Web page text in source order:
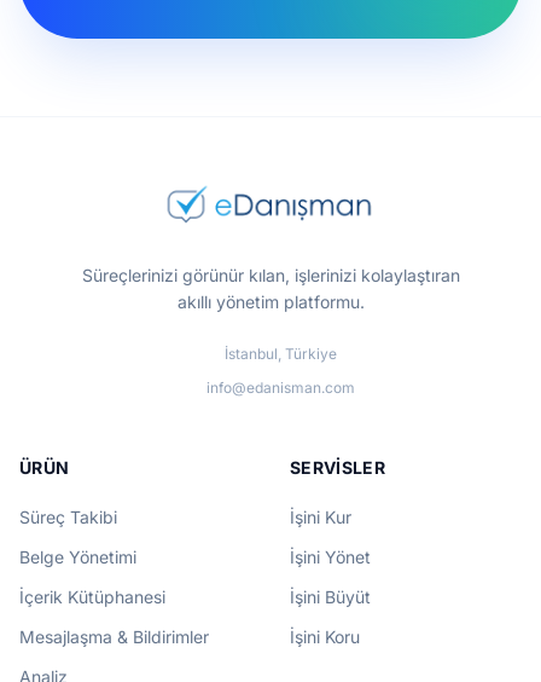
Süreçlerinizi görünür kılan, işlerinizi kolaylaştıran
akıllı yönetim platformu.
İstanbul, Türkiye
info@edanisman.com
ÜRÜN
Süreç Takibi
Belge Yönetimi
İçerik Kütüphanesi
Mesajlaşma & Bildirimler
Analiz
SERVISLER
İşini Kur
İşini Yönet
İşini Büyüt
İşini Koru